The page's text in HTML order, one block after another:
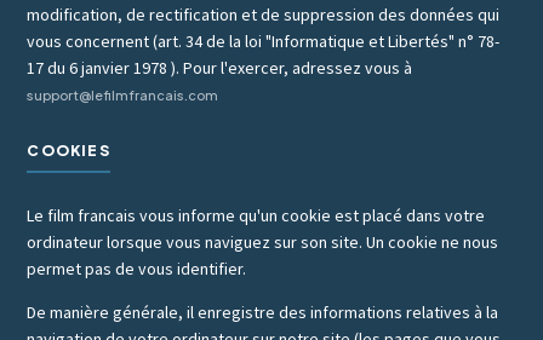
modification, de rectification et de suppression des données qui
vous concernent (art. 34 de la loi "Informatique et Libertés" n° 78-
17 du 6 janvier 1978 ). Pour l'exercer, adressez vous à
support@lefilmfrancais.com
COOKIES
Le film francais vous informe qu'un cookie est placé dans votre
ordinateur lorsque vous naviguez sur son site. Un cookie ne nous
permet pas de vous identifier.
De manière générale, il enregistre des informations relatives à la